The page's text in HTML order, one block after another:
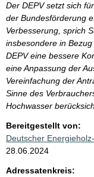
Der DEPV setzt sich
der Bundesförderung
Verbesserung, sprich
insbesondere in
DEPV eine bessere
eine Anpassung der
Vereinfachung der
Sinne des
Hochwasser
Bereitgestellt von:
Deutscher
28.06.2024
Adressatenkreis: